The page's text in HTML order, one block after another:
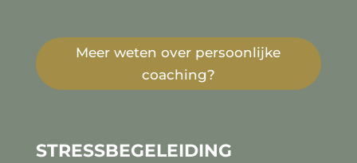
Meer weten over persoonlijke
coaching?
STRESSBEGELEIDING